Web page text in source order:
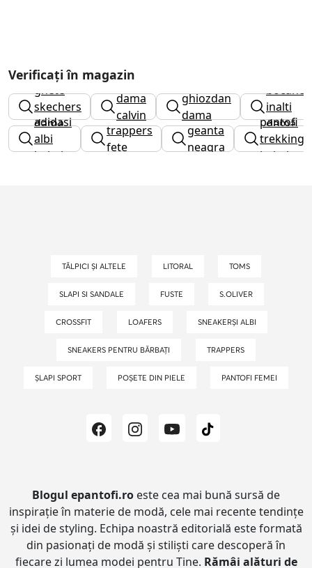
Verificați în magazin
ghete
skechers
dama
ghete
dama
calvin
klein
ghiozdan
dama
bocanci
inalti
dama
adidasi
albi
baieti
trappers
fete
geanta
neagra
pantofi
trekking
baieti
TĂLPICI ȘI ALTELE LITORAL TOMS
SLAPI SI SANDALE FUSTE S.OLIVER
CROSSFIT LOAFERS SNEAKERȘI ALBI
SNEAKERS PENTRU BĂRBAȚI TRAPPERS
ȘLAPI SPORT POȘETE DIN PIELE PANTOFI FEMEI
Blogul epantofi.ro este cea mai bună sursă de
inspirație în materie de modă, cele mai recente tendințe
și idei de styling. Echipa noastră editorială este formată
din pasionați de modă și stiliști care descoperă în
fiecare zi lumea modei pentru Tine. Rămâi alături de